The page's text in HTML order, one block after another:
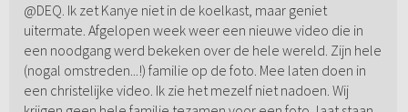
@DEQ. Ik zet Kanye niet in de koelkast, maar geniet
uitermate. Afgelopen week weer een nieuwe video die in
een noodgang werd bekeken over de hele wereld. Zijn hele
(nogal omstreden...!) familie op de foto. Mee laten doen in
een christelijke video. Ik zie het mezelf niet nadoen. Wij